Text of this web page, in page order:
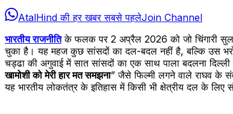
AtalHind की हर खबर सबसे पहलेJoin Channel
भारतीय राजनीतिके फलक पर 2 अप्रैल 2026 को जो चिंगारी
चुका है। यह महज कुछ सांसदों का दल-बदल नहीं है, बल्कि उस
चड्ढा की अगुवाई में सात सांसदों का एक साथ पाला बदलना
खामोशी को मेरी हार मत समझना” जैसे फिल्मी लगने वाले राघव के
यह भारतीय लोकतंत्र के इतिहास में किसी भी क्षेत्रीय दल के